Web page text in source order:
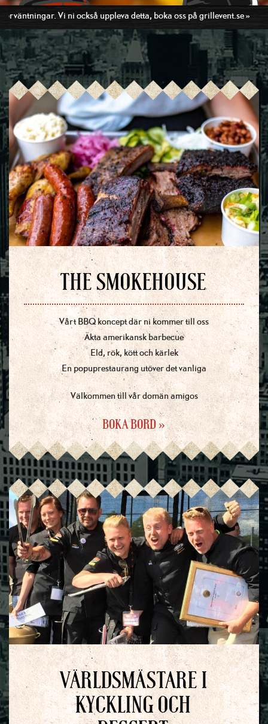
detta, boka oss på grillevent.se »
THE SMOKEHOUSE
Vårt BBQ koncept där ni kommer till oss
Äkta amerikansk barbecue
Eld, rök, kött och kärlek
En popuprestaurang utöver det vanliga
Välkommen till vår domän amigos
BOKA BORD »
VÄRLDSMÄSTARE I
KYCKLING OCH